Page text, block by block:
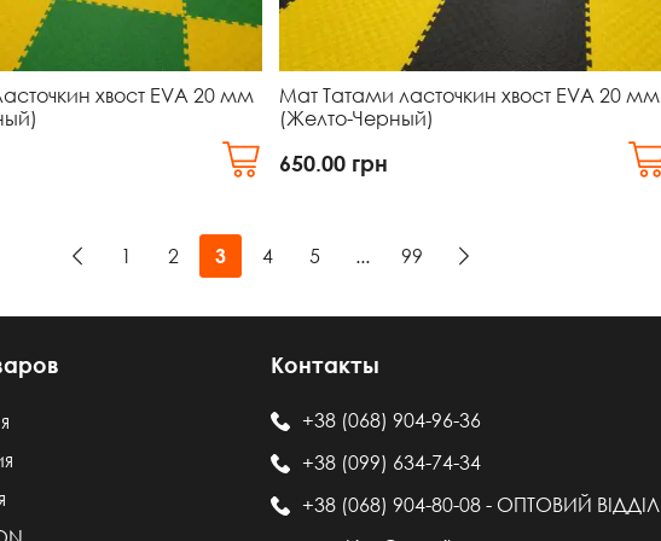
хвост EVA 20 мм
Мат Татами ласточкин хвост EVA 20 мм
(Желто-Черный)
650.00 грн
1 2 3 4 5 ... 99
Контакты
+38 (068) 904-96-36
+38 (099) 634-74-34
+38 (068) 904-80-08 - ОПТОВИЙ ВІДДІЛ